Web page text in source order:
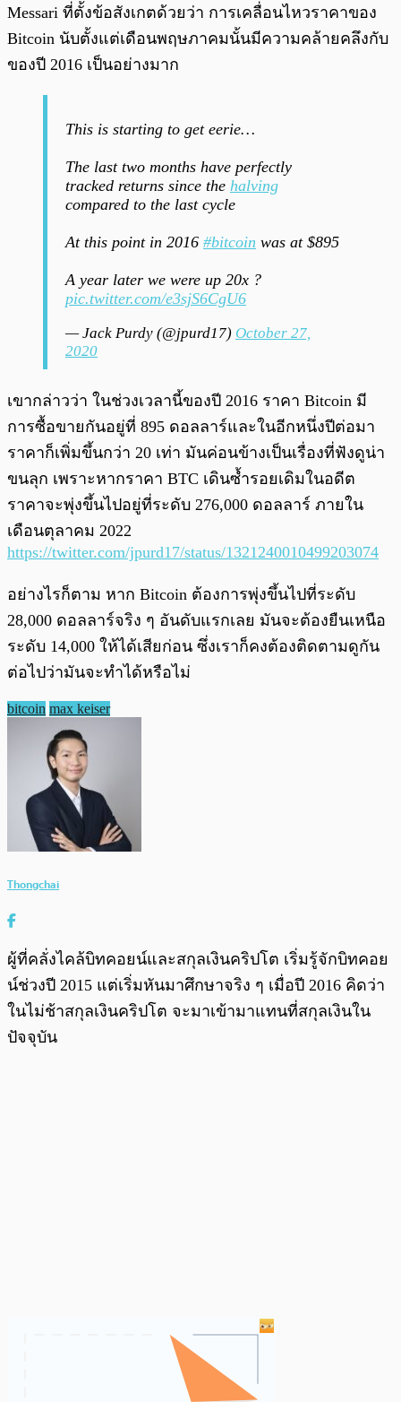
Messari ที่ตั้งข้อสังเกตด้วยว่า การเคลื่อนไหวราคาของ
Bitcoin นับตั้งแต่เดือนพฤษภาคมนั้นมีความคล้ายคลึงกับ
ของปี 2016 เป็นอย่างมาก
This is starting to get eerie…
The last two months have perfectly
tracked returns since the halving
compared to the last cycle
At this point in 2016 #bitcoin was at $895
A year later we were up 20x ?
pic.twitter.com/e3sjS6CgU6
— Jack Purdy (@jpurd17) October 27,
2020
เขากล่าวว่า ในช่วงเวลานี้ของปี 2016 ราคา Bitcoin มี
การซื้อขายกันอยู่ที่ 895 ดอลลาร์และในอีกหนึ่งปีต่อมา
ราคาก็เพิ่มขึ้นกว่า 20 เท่า มันค่อนข้างเป็นเรื่องที่ฟังดูน่า
ขนลุก เพราะหากราคา BTC เดินซ้ำรอยเดิมในอดีต
ราคาจะพุ่งขึ้นไปอยู่ที่ระดับ 276,000 ดอลลาร์ ภายใน
เดือนตุลาคม 2022
https://twitter.com/jpurd17/status/1321240010499203074
อย่างไรก็ตาม หาก Bitcoin ต้องการพุ่งขึ้นไปที่ระดับ
28,000 ดอลลาร์จริง ๆ อันดับแรกเลย มันจะต้องยืนเหนือ
ระดับ 14,000 ให้ได้เสียก่อน ซึ่งเราก็คงต้องติดตามดูกัน
ต่อไปว่ามันจะทำได้หรือไม่
bitcoin max keiser
Thongchai
ผู้ที่คลั่งไคล้บิทคอยน์และสกุลเงินคริปโต เริ่มรู้จักบิทคอย
น์ช่วงปี 2015 แต่เริ่มหันมาศึกษาจริง ๆ เมื่อปี 2016 คิดว่า
ในไม่ช้าสกุลเงินคริปโต จะมาเข้ามาแทนที่สกุลเงินใน
ปัจจุบัน